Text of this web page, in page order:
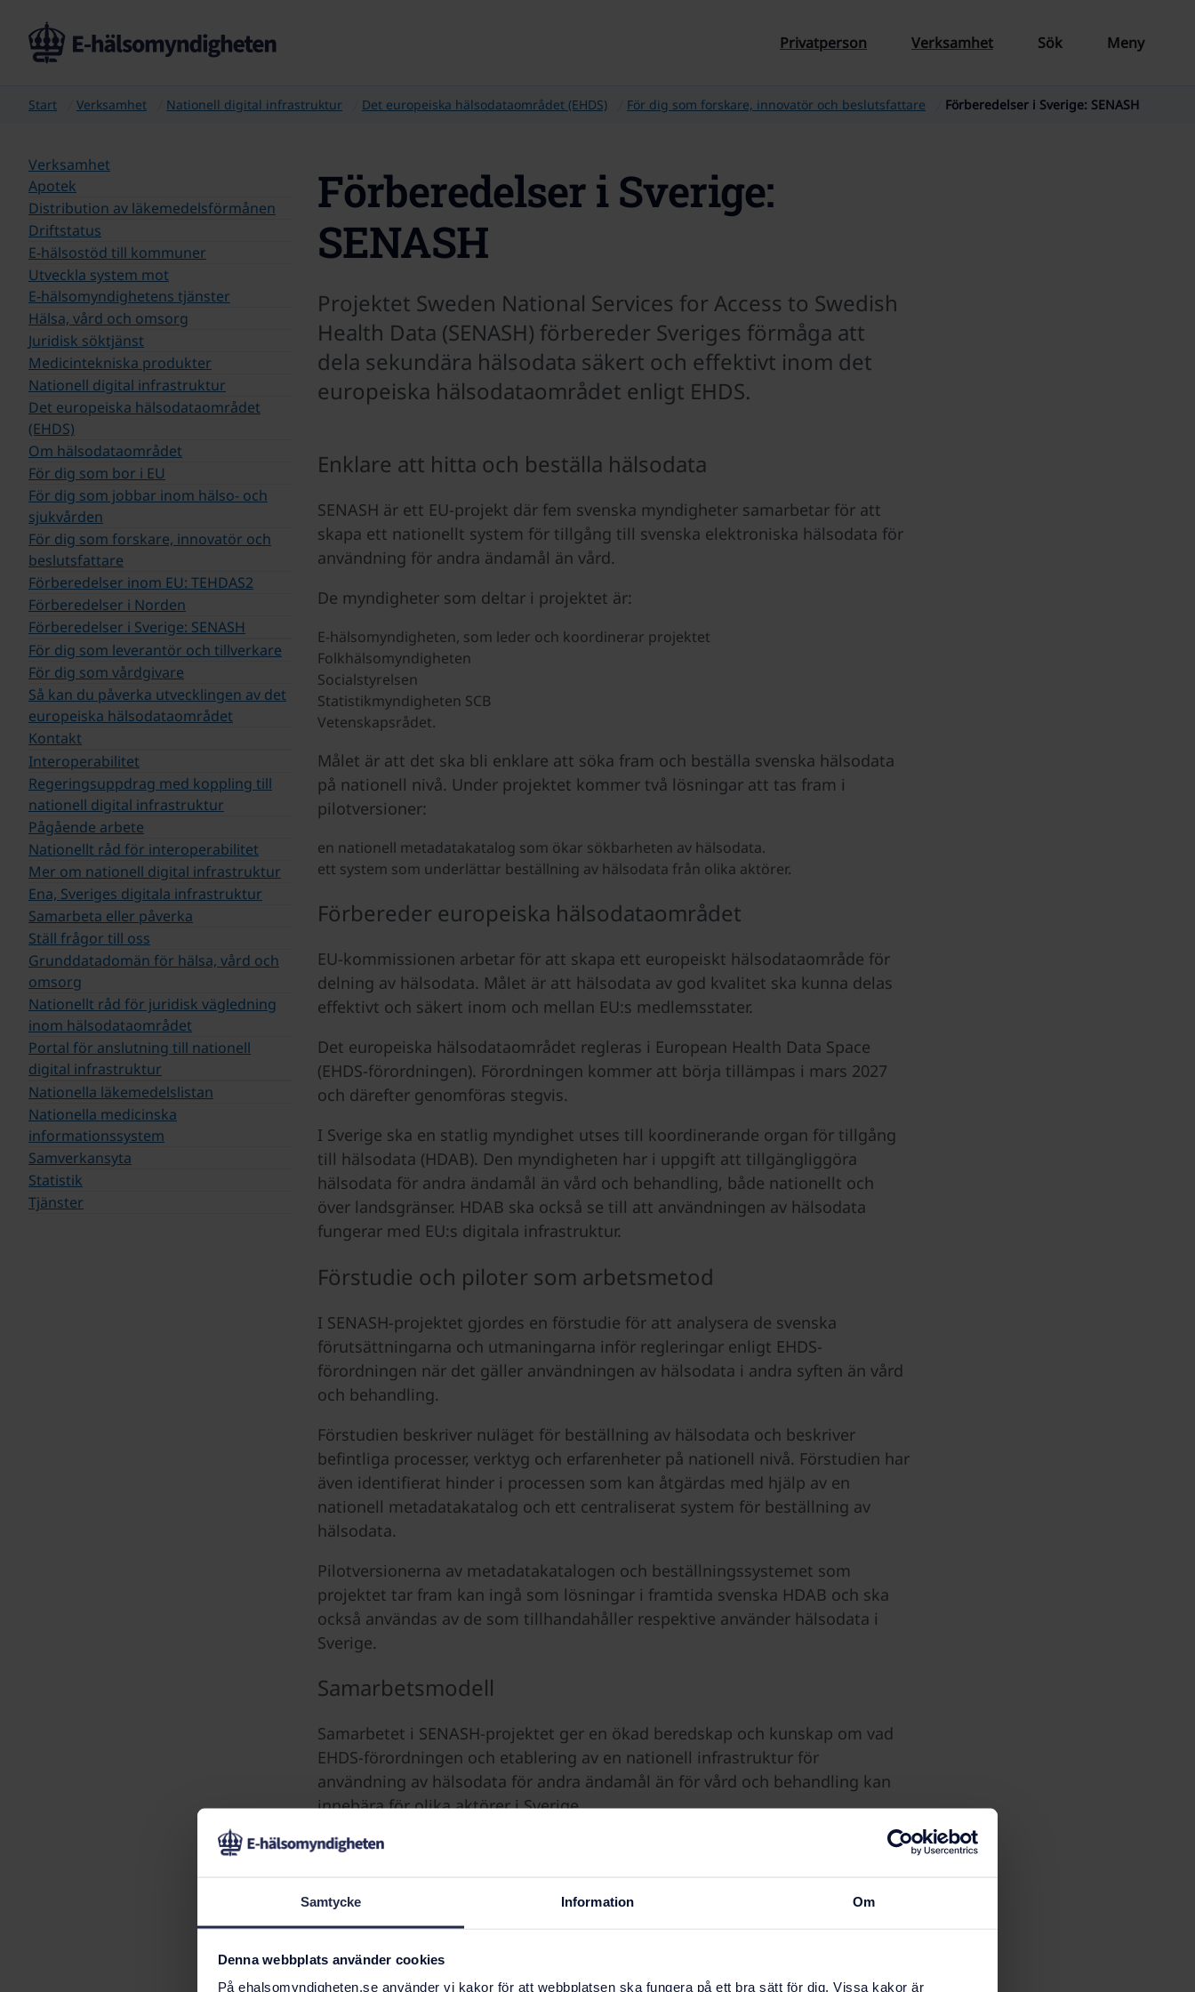
Samtycke Information Om
Denna webbplats använder cookies
På ehalsomyndigheten.se använder vi kakor för att webbplatsen ska fungera på ett bra sätt för dig. Vissa kakor är
Privatperson Verksamhet Sök Meny
Start Verksamhet Nationell digital infrastruktur Det europeiska hälsodataområdet (EHDS) För dig som forskare, innovatör och beslutsfattare Förberedelser i Sverige: SENASH
Verksamhet
Apotek
Distribution av läkemedelsförmånen
Driftstatus
E-hälsostöd till kommuner
Utveckla system mot
E‑hälsomyndighetens tjänster
Hälsa, vård och omsorg
Juridisk söktjänst
Medicintekniska produkter
Nationell digital infrastruktur
Det europeiska hälsodataområdet
(EHDS)
Om hälsodataområdet
För dig som bor i EU
För dig som jobbar inom hälso- och
sjukvården
För dig som forskare, innovatör och
beslutsfattare
Förberedelser inom EU: TEHDAS2
Förberedelser i Norden
Förberedelser i Sverige: SENASH
För dig som leverantör och tillverkare
För dig som vårdgivare
Så kan du påverka utvecklingen av det
europeiska hälsodataområdet
Kontakt
Interoperabilitet
Regeringsuppdrag med koppling till
nationell digital infrastruktur
Pågående arbete
Nationellt råd för interoperabilitet
Mer om nationell digital infrastruktur
Ena, Sveriges digitala infrastruktur
Samarbeta eller påverka
Ställ frågor till oss
Grunddatadomän för hälsa, vård och
omsorg
Nationellt råd för juridisk vägledning
inom hälsodataområdet
Portal för anslutning till nationell
digital infrastruktur
Nationella läkemedelslistan
Nationella medicinska
informationssystem
Samverkansyta
Statistik
Tjänster
Förberedelser i Sverige:
SENASH
Projektet Sweden National Services for Access to Swedish
Health Data (SENASH) förbereder Sveriges förmåga att
dela sekundära hälsodata säkert och effektivt inom det
europeiska hälsodataområdet enligt EHDS.
Enklare att hitta och beställa hälsodata
SENASH är ett EU-projekt där fem svenska myndigheter samarbetar för att
skapa ett nationellt system för tillgång till svenska elektroniska hälsodata för
användning för andra ändamål än vård.
De myndigheter som deltar i projektet är:
E-hälsomyndigheten, som leder och koordinerar projektet
Folkhälsomyndigheten
Socialstyrelsen
Statistikmyndigheten SCB
Vetenskapsrådet.
Målet är att det ska bli enklare att söka fram och beställa svenska hälsodata
på nationell nivå. Under projektet kommer två lösningar att tas fram i
pilotversioner:
en nationell metadatakatalog som ökar sökbarheten av hälsodata.
ett system som underlättar beställning av hälsodata från olika aktörer.
Förbereder europeiska hälsodataområdet
EU-kommissionen arbetar för att skapa ett europeiskt hälsodataområde för
delning av hälsodata. Målet är att hälsodata av god kvalitet ska kunna delas
effektivt och säkert inom och mellan EU:s medlemsstater.
Det europeiska hälsodataområdet regleras i European Health Data Space
(EHDS-förordningen). Förordningen kommer att börja tillämpas i mars 2027
och därefter genomföras stegvis.
I Sverige ska en statlig myndighet utses till koordinerande organ för tillgång
till hälsodata (HDAB). Den myndigheten har i uppgift att tillgängliggöra
hälsodata för andra ändamål än vård och behandling, både nationellt och
över landsgränser. HDAB ska också se till att användningen av hälsodata
fungerar med EU:s digitala infrastruktur.
Förstudie och piloter som arbetsmetod
I SENASH-projektet gjordes en förstudie för att analysera de svenska
förutsättningarna och utmaningarna inför regleringar enligt EHDS-
förordningen när det gäller användningen av hälsodata i andra syften än vård
och behandling.
Förstudien beskriver nuläget för beställning av hälsodata och beskriver
befintliga processer, verktyg och erfarenheter på nationell nivå. Förstudien har
även identifierat hinder i processen som kan åtgärdas med hjälp av en
nationell metadatakatalog och ett centraliserat system för beställning av
hälsodata.
Pilotversionerna av metadatakatalogen och beställningssystemet som
projektet tar fram kan ingå som lösningar i framtida svenska HDAB och ska
också användas av de som tillhandahåller respektive använder hälsodata i
Sverige.
Samarbetsmodell
Samarbetet i SENASH-projektet ger en ökad beredskap och kunskap om vad
EHDS-förordningen och etablering av en nationell infrastruktur för
användning av hälsodata för andra ändamål än för vård och behandling kan
innebära för olika aktörer i Sverige.
Projektet pågår från den 1 februari 2024 till och med den 31 januari 2027.
budget på 28 miljoner kronor.
Projektorganisation – indelning i arbetspaket